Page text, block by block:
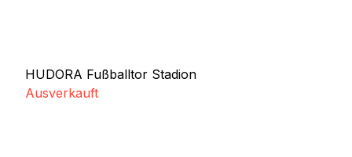
HUDORA Fußballtor Stadion
Ausverkauft